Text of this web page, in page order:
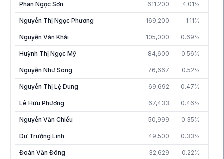
Phan Ngọc Sơn 611,200 4.01%
Nguyễn Thị Ngọc Phương 169,200 1.11%
Nguyễn Văn Khải 105,000 0.69%
Huỳnh Thị Ngọc Mỹ 84,600 0.56%
Nguyễn Như Song 76,667 0.52%
Nguyễn Thị Lệ Dung 69,692 0.47%
Lê Hữu Phương 67,433 0.46%
Nguyễn Văn Chiểu 50,999 0.35%
Dư Trường Linh 49,500 0.33%
Đoàn Văn Đông 32,629 0.22%